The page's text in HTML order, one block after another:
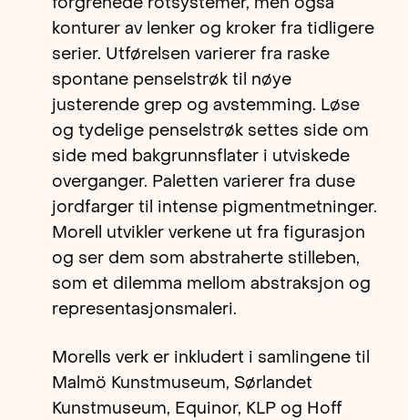
konturer av lenker og kroker fra tidligere
serier. Utførelsen varierer fra raske
spontane penselstrøk til nøye
justerende grep og avstemming. Løse
og tydelige penselstrøk settes side om
side med bakgrunnsflater i utviskede
overganger. Paletten varierer fra duse
jordfarger til intense pigmentmetninger.
Morell utvikler verkene ut fra figurasjon
og ser dem som abstraherte stilleben,
som et dilemma mellom abstraksjon og
representasjonsmaleri.
Morells verk er inkludert i samlingene til
Malmö Kunstmuseum, Sørlandet
Kunstmuseum, Equinor, KLP og Hoff